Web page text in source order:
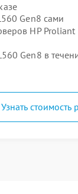
Gen8 сами
HP
Gen8 в
Узнать стоимость